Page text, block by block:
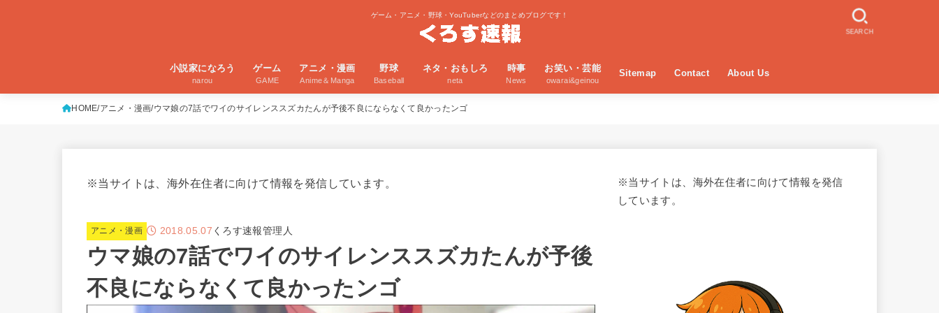
ゲーム・アニメ・野球・YouTuberなどのまとめブログです！
小説家になろう
narou
ゲーム
GAME
アニメ・漫画
Anime＆Manga
野球
Baseball
ネタ・おもしろ
neta
時事
News
お笑い・芸能
owarai&geinou
Sitemap Contact About Us
SEARCH
HOME アニメ・漫画 ウマ娘の7話でワイのサイレンススズカたんが予後不良にならなくて良かったンゴ
※当サイトは、海外在住者に向けて情報を発信しています。
アニメ・漫画 2018.05.07 くろす速報管理人
ウマ娘の7話でワイのサイレンススズカたんが予後
不良にならなくて良かったンゴ
※当サイトは、海外在住者に向けて情報を発信
しています。